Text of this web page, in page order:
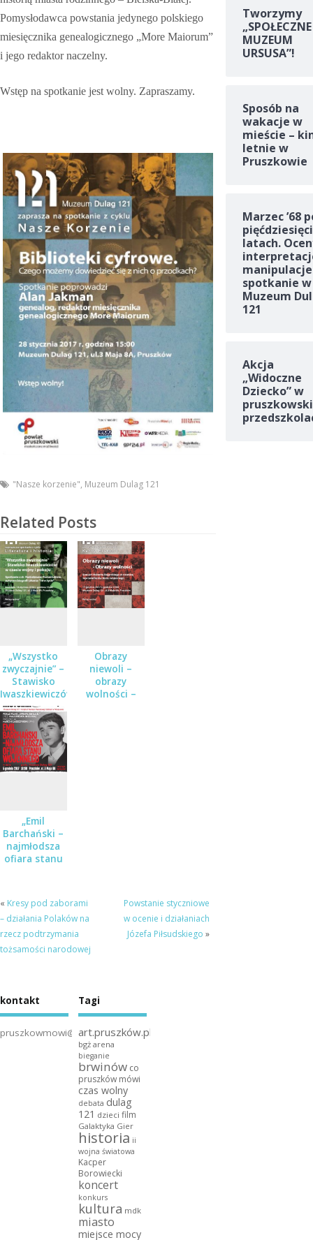
Pomysłodawca powstania jedynego polskiego
miesięcznika genealogicznego „More Maiorum”
i jego redaktor naczelny.
Wstęp na spotkanie jest wolny. Zapraszamy.
"Nasze korzenie", Muzeum Dulag 121
Related Posts
„Wszystko
zwyczajnie” –
Stawisko
Iwaszkiewiczów
w czasie
wojny i
pokoju
Obrazy
niewoli –
obrazy
wolności –
„Emil
Barchański –
najmłodsza
ofiara stanu
Muzeum
Dulag 121
« Kresy pod zaborami
– działania Polaków na
rzecz podtrzymania
tożsamości narodowej
Powstanie styczniowe
w ocenie i działaniach
Józefa Piłsudskiego »
Tworzymy
„SPOŁECZNE
MUZEUM
URSUSA”!
Sposób na
wakacje w
mieście –
letnie w
Pruszkowie
Marzec ’68
latach.
spotkanie w
Muzeum
121
Akcja
„Widoczne
Dziecko” w
kontakt
pruszkowmowi@gmail.com
Tagi
art.pruszków.pl
bgż arena
bieganie
brwinów co
pruszków mówi
czas wolny
debata dulag
121 dzieci film
Galaktyka Gier
historia ii
wojna światowa
Kacper
Borowiecki
koncert
konkurs
kultura mdk
miasto
miejsce mocy